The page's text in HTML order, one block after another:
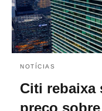
NOTÍCIAS
Citi rebaixa